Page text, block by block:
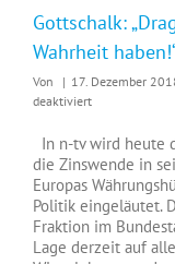
Gottschalk:
Wahrheit
Von | 17. Dezember
deaktiviertfür
„Draghi
sollte
endlich
Mut
zur
Wahrheit
haben!“
In n-tv wird heute
die Zinswende in
Europas
Politik eingeläutet.
Fraktion im
Lage derzeit auf